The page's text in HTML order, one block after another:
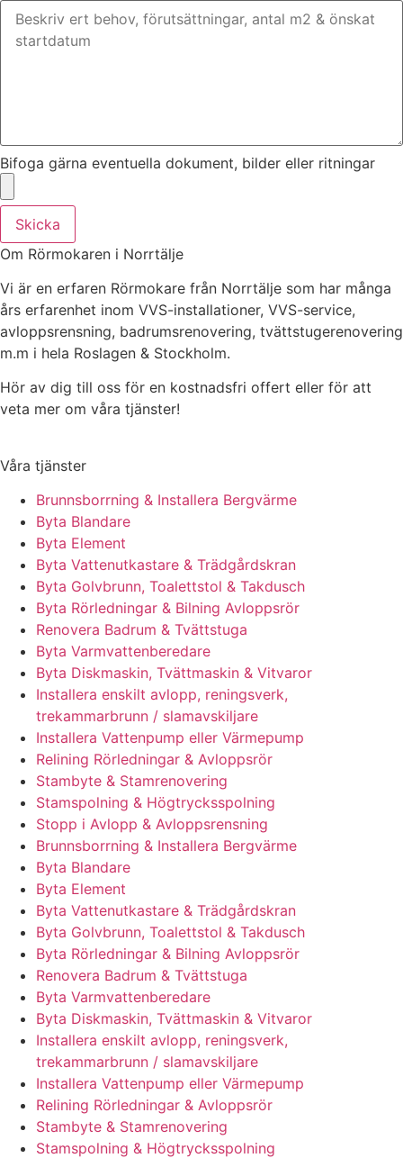
Bifoga gärna eventuella dokument, bilder eller ritningar
Skicka
Om Rörmokaren i Norrtälje
Vi är en erfaren Rörmokare från Norrtälje som har många
års erfarenhet inom VVS-installationer, VVS-service,
avloppsrensning, badrumsrenovering, tvättstugerenovering
m.m i hela Roslagen & Stockholm.
Hör av dig till oss för en kostnadsfri offert eller för att
veta mer om våra tjänster!
Våra tjänster
Brunnsborrning & Installera Bergvärme
Byta Blandare
Byta Element
Byta Vattenutkastare & Trädgårdskran
Byta Golvbrunn, Toalettstol & Takdusch
Byta Rörledningar & Bilning Avloppsrör
Renovera Badrum & Tvättstuga
Byta Varmvattenberedare
Byta Diskmaskin, Tvättmaskin & Vitvaror
Installera enskilt avlopp, reningsverk,
trekammarbrunn / slamavskiljare
Installera Vattenpump eller Värmepump
Relining Rörledningar & Avloppsrör
Stambyte & Stamrenovering
Stamspolning & Högtrycksspolning
Stopp i Avlopp & Avloppsrensning
Brunnsborrning & Installera Bergvärme
Byta Blandare
Byta Element
Byta Vattenutkastare & Trädgårdskran
Byta Golvbrunn, Toalettstol & Takdusch
Byta Rörledningar & Bilning Avloppsrör
Renovera Badrum & Tvättstuga
Byta Varmvattenberedare
Byta Diskmaskin, Tvättmaskin & Vitvaror
Installera enskilt avlopp, reningsverk,
trekammarbrunn / slamavskiljare
Installera Vattenpump eller Värmepump
Relining Rörledningar & Avloppsrör
Stambyte & Stamrenovering
Stamspolning & Högtrycksspolning